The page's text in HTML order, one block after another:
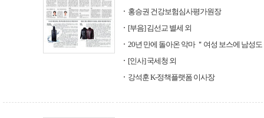
홍승권 건강보험심사평가원장
[부음] 김선교 별세 외
20년 만에 돌아온 악마 ＂여성 보스에 남성
[인사] 국세청 외
강석훈 K-정책플랫폼 이사장